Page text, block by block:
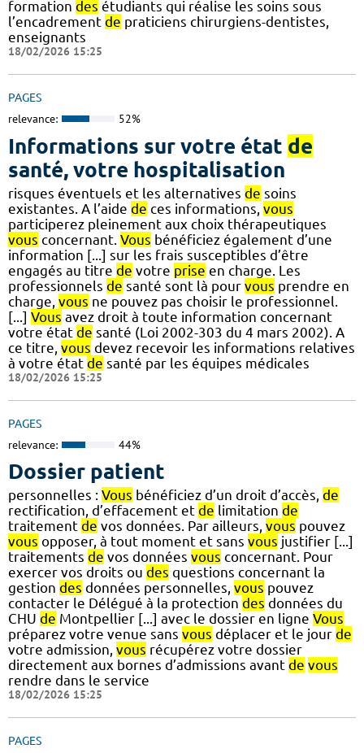
formation des étudiants qui réalise les soins sous
l’encadrement de praticiens chirurgiens-dentistes,
enseignants
18/02/2026 15:25
PAGES
relevance: 52%
Informations sur votre état de
santé, votre hospitalisation
risques éventuels et les alternatives de soins
existantes. A l’aide de ces informations, vous
participerez pleinement aux choix thérapeutiques
vous concernant. Vous bénéficiez également d’une
information [...] sur les frais susceptibles d’être
engagés au titre de votre prise en charge. Les
professionnels de santé sont là pour vous prendre en
charge, vous ne pouvez pas choisir le professionnel.
[...] Vous avez droit à toute information concernant
votre état de santé (Loi 2002-303 du 4 mars 2002). A
ce titre, vous devez recevoir les informations relatives
à votre état de santé par les équipes médicales
18/02/2026 15:25
PAGES
relevance: 44%
Dossier patient
personnelles : Vous bénéficiez d’un droit d’accès, de
rectification, d’effacement et de limitation de
traitement de vos données. Par ailleurs, vous pouvez
vous opposer, à tout moment et sans vous justifier [...]
traitements de vos données vous concernant. Pour
exercer vos droits ou des questions concernant la
gestion des données personnelles, vous pouvez
contacter le Délégué à la protection des données du
CHU de Montpellier [...] avec le dossier en ligne Vous
préparez votre venue sans vous déplacer et le jour de
votre admission, vous récupérez votre dossier
directement aux bornes d’admissions avant de vous
rendre dans le service
18/02/2026 15:25
PAGES